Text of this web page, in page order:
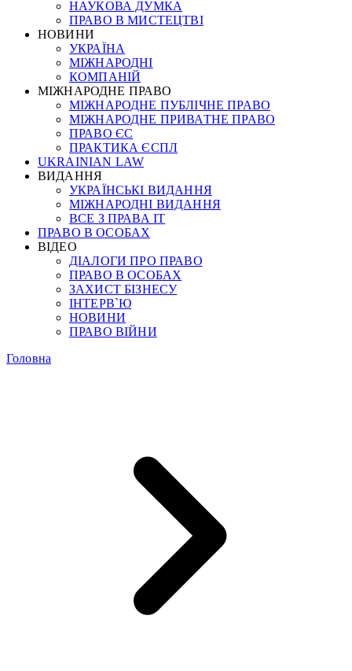
НАУКОВА ДУМКА
ПРАВО В МИСТЕЦТВІ
НОВИНИ
УКРАЇНА
МІЖНАРОДНІ
КОМПАНІЙ
МІЖНАРОДНЕ ПРАВО
МІЖНАРОДНЕ ПУБЛІЧНЕ ПРАВО
МІЖНАРОДНЕ ПРИВАТНЕ ПРАВО
ПРАВО ЄС
ПРАКТИКА ЄСПЛ
UKRAINIAN LAW
ВИДАННЯ
УКРАЇНСЬКІ ВИДАННЯ
МІЖНАРОДНІ ВИДАННЯ
ВСЕ З ПРАВА ІТ
ПРАВО В ОСОБАХ
ВІДЕО
ДІАЛОГИ ПРО ПРАВО
ПРАВО В ОСОБАХ
ЗАХИСТ БІЗНЕСУ
ІНТЕРВ`Ю
НОВИНИ
ПРАВО ВІЙНИ
Головна